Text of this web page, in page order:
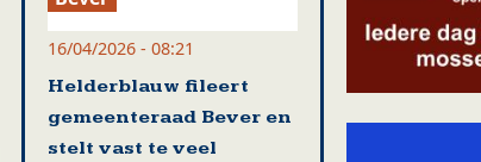
16/04/2026 - 08:21
Helderblauw fileert
gemeenteraad Bever en
stelt vast te veel